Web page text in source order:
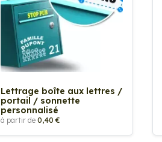
Lettrage boîte aux lettres /
portail / sonnette
personnalisé
à partir de 0,40 €